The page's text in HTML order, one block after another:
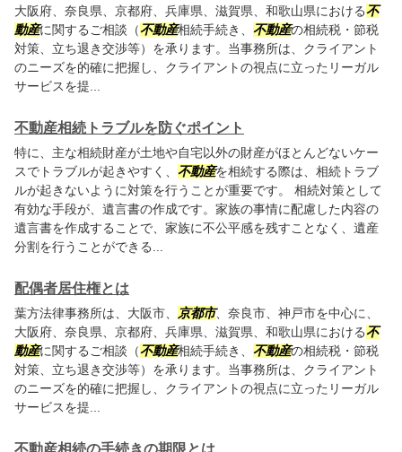
大阪府、奈良県、京都府、兵庫県、滋賀県、和歌山県における不
動産に関するご相談（不動産相続手続き、 不動産の相続税・節税
対策、立ち退き交渉等）を承ります。当事務所は、クライアント
のニーズを的確に把握し、クライアントの視点に立ったリーガル
サービスを提...
不動産相続トラブルを防ぐポイント
特に、主な相続財産が土地や自宅以外の財産がほとんどないケー
スでトラブルが起きやすく、 不動産を相続する際は、相続トラブ
ルが起きないように対策を行うことが重要です。 相続対策として
有効な手段が、遺言書の作成です。家族の事情に配慮した内容の
遺言書を作成することで、家族に不公平感を残すことなく、遺産
分割を行うことができる...
配偶者居住権とは
葉方法律事務所は、大阪市、 京都市、奈良市、神戸市を中心に、
大阪府、奈良県、京都府、兵庫県、滋賀県、和歌山県における不
動産に関するご相談（不動産相続手続き、 不動産の相続税・節税
対策、立ち退き交渉等）を承ります。当事務所は、クライアント
のニーズを的確に把握し、クライアントの視点に立ったリーガル
サービスを提...
不動産相続の手続きの期限とは